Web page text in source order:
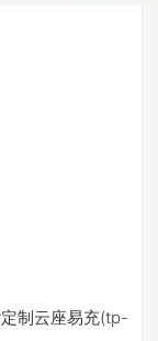
制云座易充(tp-